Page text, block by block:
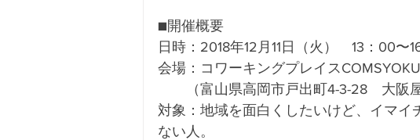
■開催概要
日時：2018年12月11日（火）　13：00〜
会場：コワーキングプレイスCOMSYOKU
（富山県高岡市戸出町4-3-28　大阪屋
対象：地域を面白くしたいけど、イマ
ない人。